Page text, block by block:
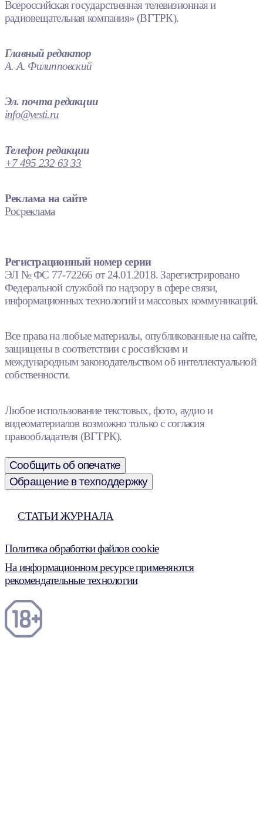
Всероссийская государственная телевизионная и
радиовещательная компания» (ВГТРК).
Главный редактор
А. А. Филипповский
Эл. почта редакции
info@vesti.ru
Телефон редакции
+7 495 232 63 33
Реклама на сайте
Росреклама
Регистрационный номер серии
ЭЛ № ФС 77-72266 от 24.01.2018. Зарегистрировано
Федеральной службой по надзору в сфере связи,
информационных технологий и массовых коммуникаций.
Все права на любые материалы, опубликованные на сайте,
защищены в соответствии с российским и
международным законодательством об интеллектуальной
собственности.
Любое использование текстовых, фото, аудио и
видеоматериалов возможно только с согласия
правообладателя (ВГТРК).
Сообщить об опечатке
Обращение в техподдержку
СТАТЬИ ЖУРНАЛА
Политика обработки файлов cookie
На информационном ресурсе применяются
рекомендательные технологии